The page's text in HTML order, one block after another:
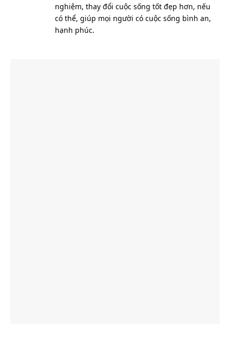
nghiệm, thay đổi cuộc sống tốt đẹp hơn, nếu
có thể, giúp mọi người có cuộc sống bình an,
hạnh phúc.